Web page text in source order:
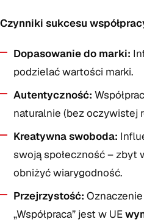
Czynniki sukcesu
Dopasowanie do marki:
podzielać wartości marki.
Autentyczność:
naturalnie (bez oczywistej
Kreatywna swoboda:
swoją społeczność –
obniżyć wiarygodność.
Przejrzystość:
„Współpraca” jest w UE